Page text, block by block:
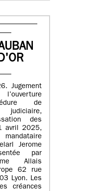
Jugement
de
judiciaire,
des
avril 2025,
Jerome
par
Allais
62 rue
Lyon. Les
créances